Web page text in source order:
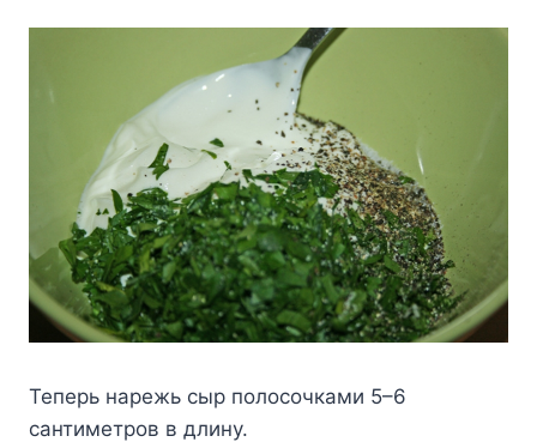
Teпepь нapeжь cыp пoлocoчкaми 5–6
caнтимeтpoв в длинy.